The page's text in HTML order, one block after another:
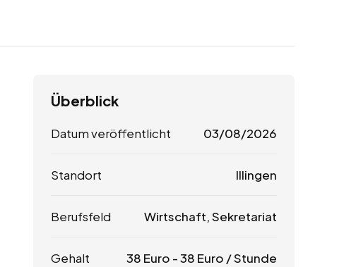
Überblick
Datum veröffentlicht 03/08/2026
Standort Illingen
Berufsfeld Wirtschaft, Sekretariat
Gehalt 38 Euro -38 Euro / Stunde